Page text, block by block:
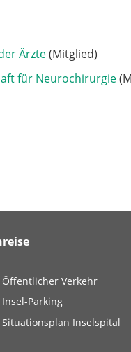
Ärzte(Mitglied)
für Neurochirurgie
Öffentlicher Verkehr
Insel-Parking
Situationsplan Inselspital